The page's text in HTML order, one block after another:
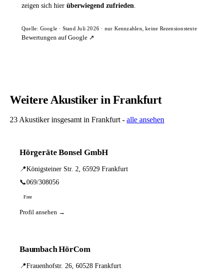
zeigen sich hier überwiegend zufrieden.
Quelle: Google · Stand Juli 2026 · nur Kennzahlen, keine Rezensionstexte
Bewertungen auf Google ↗
Weitere Akustiker in Frankfurt
23 Akustiker insgesamt in Frankfurt - alle ansehen
Hörgeräte Bonsel GmbH
📍Königsteiner Str. 2, 65929 Frankfurt
📞069/308056
Free
Profil ansehen →
Baumbach HörCom
📍Frauenhofstr. 26, 60528 Frankfurt